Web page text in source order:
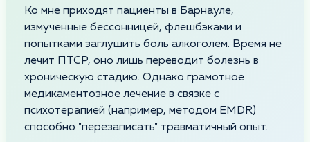
Ко мне приходят пациенты в Барнауле,
измученные бессонницей, флешбэками и
попытками заглушить боль алкоголем. Время не
лечит ПТСР, оно лишь переводит болезнь в
хроническую стадию. Однако грамотное
медикаментозное лечение в связке с
психотерапией (например, методом EMDR)
способно "перезаписать" травматичный опыт.